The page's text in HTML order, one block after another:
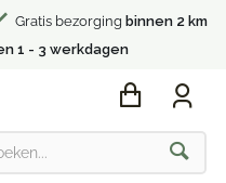
Gratis bezorging binnen 2 km
1 - 3 werkdagen